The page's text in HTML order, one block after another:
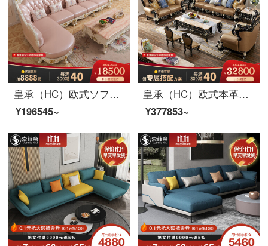
皇承（HC）欧式ソファー法式宮廷ソファプリンセスピンクのソファー実木ソファ回転角832ソファークラウン彫刻本革ソファセット1+3+左/右貴妃
¥196545~
皇承（HC）欧式本革ソファ大型別荘家具軽奢実木彫刻ソファセット626巴頓軽贅沢ソファー【124セット】
¥377853~